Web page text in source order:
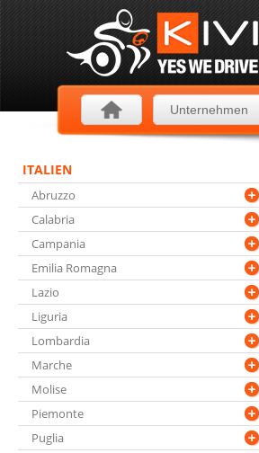
Unternehmen
ITALIEN
Abruzzo
Calabria
Campania
Emilia Romagna
Lazio
Liguria
Lombardia
Marche
Molise
Piemonte
Puglia